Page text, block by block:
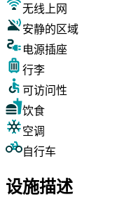
无线上网
安静的区域
电源插座
行李
可访问性
饮食
空调
自行车
设施描述